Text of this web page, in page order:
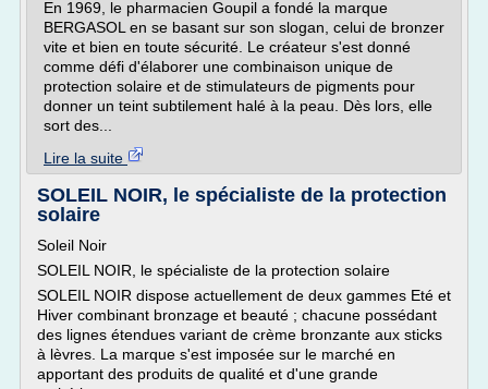
En 1969, le pharmacien Goupil a fondé la marque
BERGASOL en se basant sur son slogan, celui de bronzer
vite et bien en toute sécurité. Le créateur s'est donné
comme défi d'élaborer une combinaison unique de
protection solaire et de stimulateurs de pigments pour
donner un teint subtilement halé à la peau. Dès lors, elle
sort des...
Lire la suite
SOLEIL NOIR, le spécialiste de la protection
solaire
Soleil Noir
SOLEIL NOIR, le spécialiste de la protection solaire
SOLEIL NOIR dispose actuellement de deux gammes Eté et
Hiver combinant bronzage et beauté ; chacune possédant
des lignes étendues variant de crème bronzante aux sticks
à lèvres. La marque s'est imposée sur le marché en
apportant des produits de qualité et d'une grande